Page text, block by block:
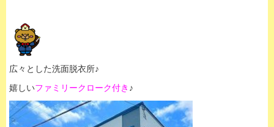
広々とした洗面脱衣所♪
嬉しいファミリークローク付き ♪